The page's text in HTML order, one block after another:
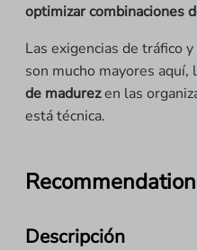
optimizar combinaciones
Las exigencias de tráfico
son mucho mayores aquí,
de madurezen las
está técnica.
Descripción